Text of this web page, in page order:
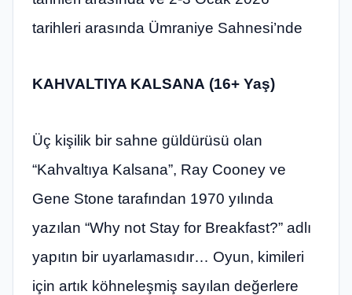
tarihleri arasında Ümraniye Sahnesi’nde
KAHVALTIYA KALSANA (16+ Yaş)
Üç kişilik bir sahne güldürüsü olan
“Kahvaltıya Kalsana”, Ray Cooney ve
Gene Stone tarafından 1970 yılında
yazılan “Why not Stay for Breakfast?” adlı
yapıtın bir uyarlamasıdır… Oyun, kimileri
için artık köhneleşmiş sayılan değerlere